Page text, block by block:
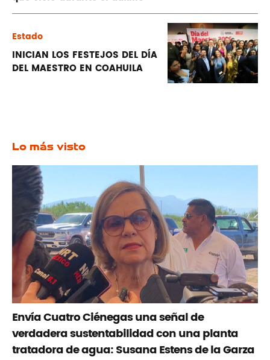
Estado
INICIAN LOS FESTEJOS DEL DÍA
DEL MAESTRO EN COAHUILA
Lo más visto
Envía Cuatro Ciénegas una señal de
verdadera sustentabilidad con una planta
tratadora de agua: Susana Estens de la Garza